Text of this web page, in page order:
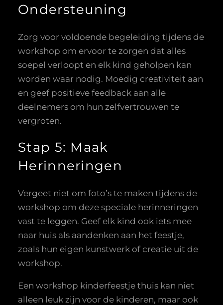
Ondersteuning
Zorg voor voldoende begeleiding tijdens de
workshop om ervoor te zorgen dat alles
soepel verloopt en elk kind geholpen kan
worden waar nodig. Moedig creativiteit aan
en geef positieve feedback aan alle
deelnemers om hun zelfvertrouwen te
vergroten.
Stap 5: Maak
Herinneringen
Vergeet niet om foto’s te maken tijdens de
workshop om deze speciale herinneringen
vast te leggen. Geef elk kind ook iets mee
naar huis als aandenken aan het feestje,
zoals hun eigen kunstwerk of creatie uit de
workshop.
Een workshop kinderfeestje thuis kan niet
alleen leuk zijn voor de kinderen, maar ook